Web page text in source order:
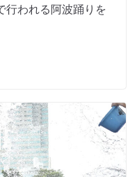
行われる阿波踊りを